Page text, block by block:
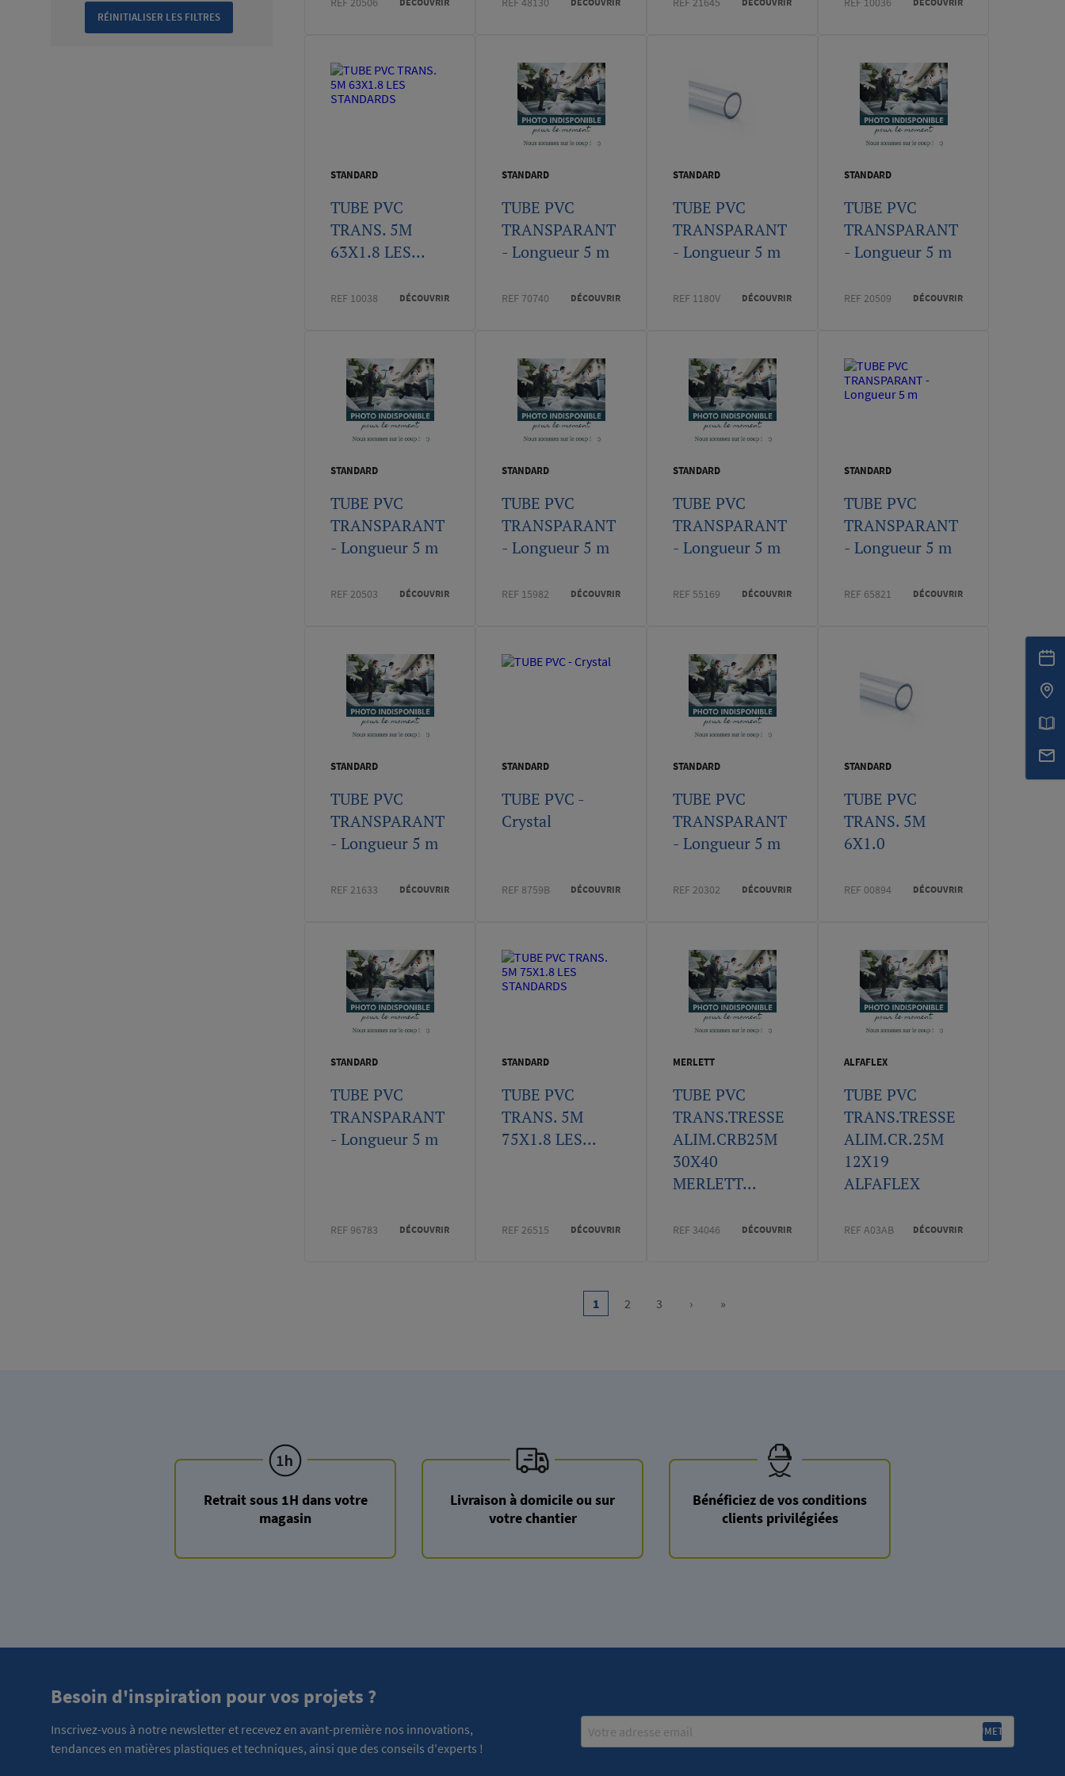
STANDARD
TUBE PVC
TRANS. 5M
63X1.8 LES...
REF 10038 DÉCOUVRIR
STANDARD
TUBE PVC
TRANSPARANT
- Longueur 5 m
REF 70740 DÉCOUVRIR
STANDARD
TUBE PVC
TRANSPARANT
- Longueur 5 m
REF 1180V DÉCOUVRIR
STANDARD
TUBE PVC
TRANSPARANT
- Longueur 5 m
REF 20509 DÉCOUVRIR
STANDARD
TUBE PVC
TRANSPARANT
- Longueur 5 m
REF 20503 DÉCOUVRIR
STANDARD
TUBE PVC
TRANSPARANT
- Longueur 5 m
REF 15982 DÉCOUVRIR
STANDARD
TUBE PVC
TRANSPARANT
- Longueur 5 m
REF 55169 DÉCOUVRIR
STANDARD
TUBE PVC
TRANSPARANT
- Longueur 5 m
REF 65821 DÉCOUVRIR
STANDARD
TUBE PVC
TRANSPARANT
- Longueur 5 m
REF 21633 DÉCOUVRIR
STANDARD
TUBE PVC -
Crystal
REF 8759B DÉCOUVRIR
STANDARD
TUBE PVC
TRANSPARANT
- Longueur 5 m
REF 20302 DÉCOUVRIR
STANDARD
TUBE PVC
TRANS. 5M
6X1.0
REF 00894 DÉCOUVRIR
STANDARD
TUBE PVC
TRANSPARANT
- Longueur 5 m
REF 96783 DÉCOUVRIR
STANDARD
TUBE PVC
TRANS. 5M
75X1.8 LES...
REF 26515 DÉCOUVRIR
MERLETT
TUBE PVC
TRANS.TRESSE
ALIM.CRB25M
30X40
MERLETT...
REF 34046 DÉCOUVRIR
ALFAFLEX
TUBE PVC
TRANS.TRESSE
ALIM.CR.25M
12X19
ALFAFLEX
REF A03AB DÉCOUVRIR
Current
1 Page
2 Page
3
Next
›
Last
»
Retrait sous 1H dans votre
magasin
Livraison à domicile ou sur
votre chantier
Bénéficiez de vos conditions
clients privilégiées
Besoin d'inspiration pour vos projets ?
Inscrivez-vous à notre newsletter et recevez en avant-première nos innovations,
tendances en matières plastiques et techniques, ainsi que des conseils d'experts !
Email